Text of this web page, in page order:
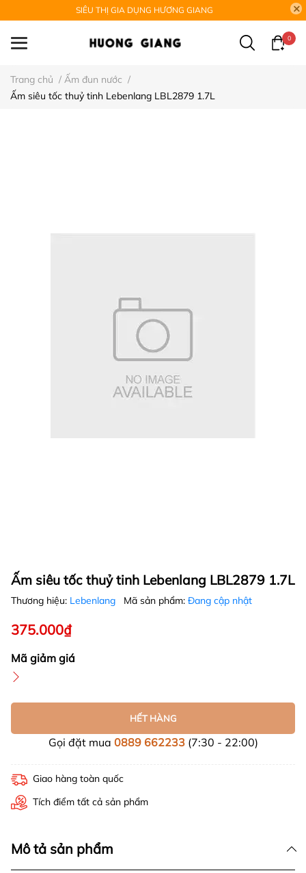
SIÊU THỊ GIA DỤNG HƯƠNG GIANG
0
Trang chủ / Ấm đun nước /
Ấm siêu tốc thuỷ tinh Lebenlang LBL2879 1.7L
Ấm siêu tốc thuỷ tinh Lebenlang LBL2879 1.7L
Thương hiệu: Lebenlang Mã sản phẩm: Đang cập nhật
375.000₫
Mã giảm giá
HẾT HÀNG
Gọi đặt mua 0889 662233(7:30 - 22:00)
Giao hàng toàn quốc
Tích điểm tất cả sản phẩm
Mô tả sản phẩm